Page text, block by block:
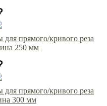
прямого/кривого реза
250 мм
прямого/кривого реза
300 мм